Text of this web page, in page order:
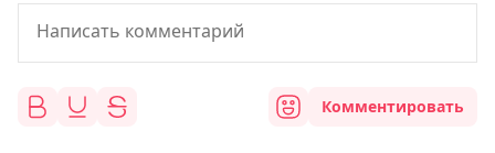
Комментировать